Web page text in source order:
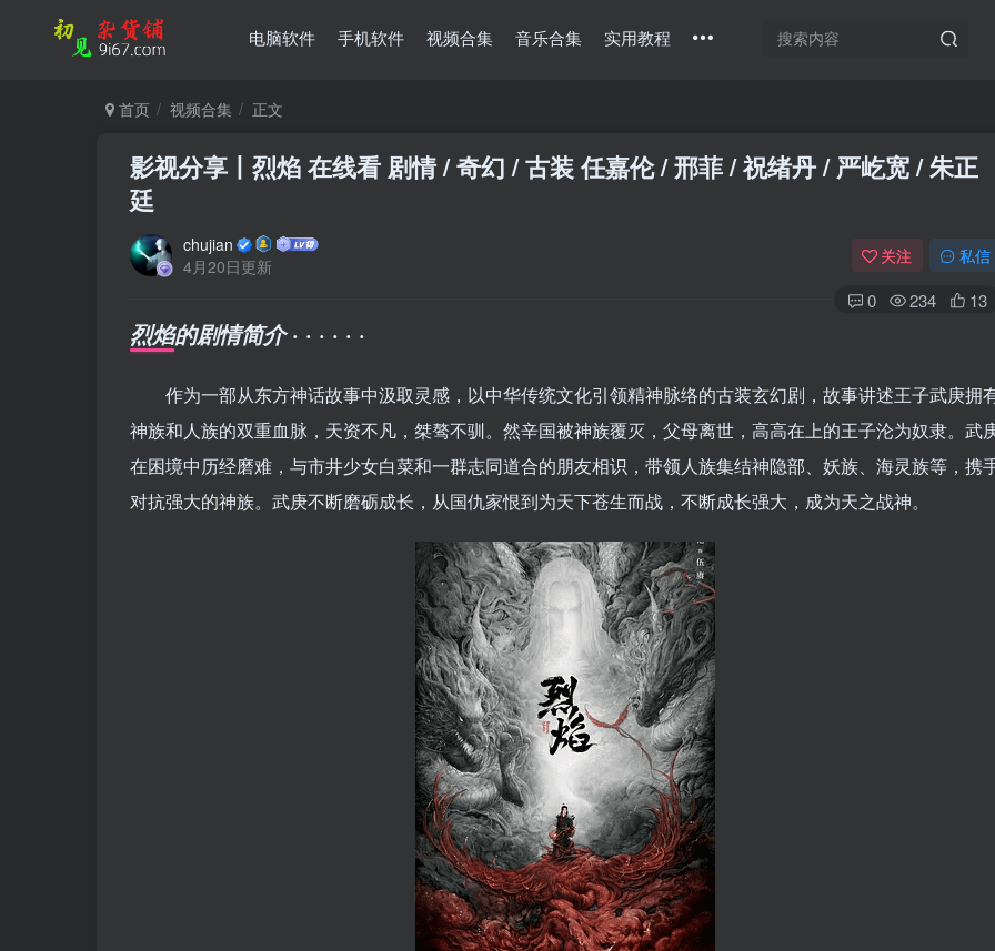
电脑软件 手机软件 视频合集 音乐合集 实用教程
首页 视频合集 正文
影视分享丨烈焰 在线看 剧情 / 奇幻 / 古装 任嘉伦 / 邢菲 / 祝绪丹 / 严屹宽 / 朱正
廷
chujian
4月20日更新
关注 私信
0 234 13
烈焰的剧情简介· · · · · ·
作为一部从东方神话故事中汲取灵感，以中华传统文化引领精神脉络的古装玄幻剧，故事讲述王子武庚拥
神族和人族的双重血脉，天资不凡，桀骜不驯。然辛国被神族覆灭，父母离世，高高在上的王子沦为奴隶。武
在困境中历经磨难，与市井少女白菜和一群志同道合的朋友相识，带领人族集结神隐部、妖族、海灵族等，携
对抗强大的神族。武庚不断磨砺成长，从国仇家恨到为天下苍生而战，不断成长强大，成为天之战神。
登录
没有账号？立即注册